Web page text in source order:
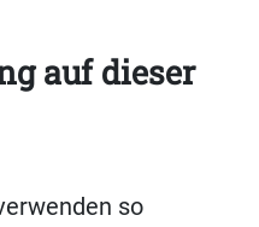
auf dieser
so